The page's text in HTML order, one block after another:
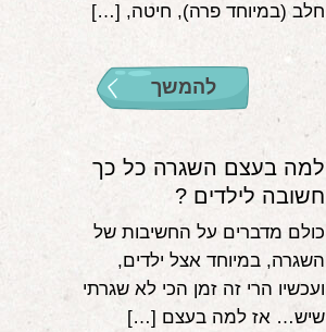
חלב (במיוחד פרה), חיטה, […]
להמשך
למה בעצם השגרה כל כך
חשובה לילדים ?
כולם מדברים על החשיבות של
השגרה, במיוחד אצל ילדים,
ועכשיו הרי זה זמן הכי לא שגרתי
שיש… אז למה בעצם […]